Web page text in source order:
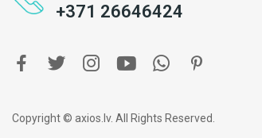
+371 26646424
Copyright © axios.lv. All Rights Reserved.